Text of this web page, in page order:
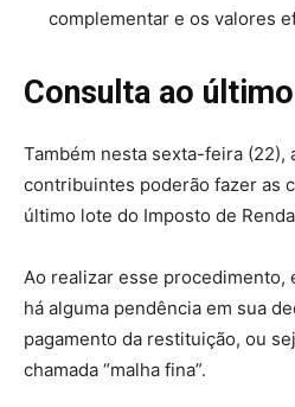
complementar e os valores
Consulta ao
Também nesta sexta-feira (22),
contribuintes poderão fazer as
último lote do Imposto de
Ao realizar esse procedimento,
há alguma pendência em sua
pagamento da restituição, ou
chamada “malha fina”.